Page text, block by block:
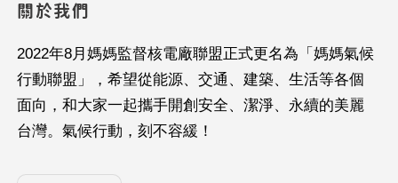
關於我們
2022年8月媽媽監督核電廠聯盟正式更名為「媽媽氣候
行動聯盟」，希望從能源、交通、建築、生活等各個
面向，和大家一起攜手開創安全、潔淨、永續的美麗
台灣。氣候行動，刻不容緩！